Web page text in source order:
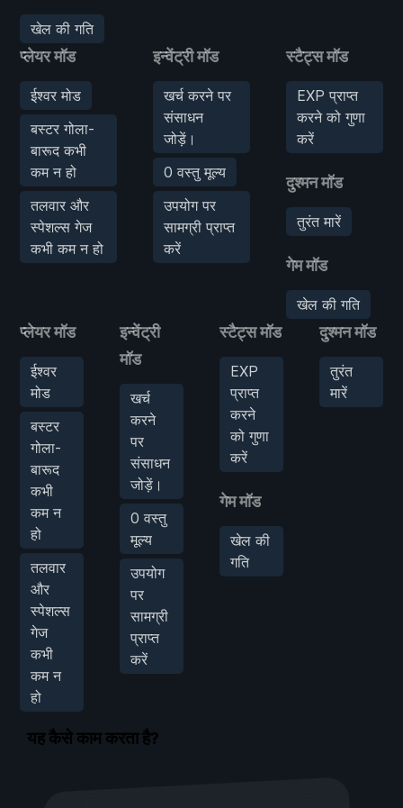
खेल की गति
प्लेयर मॉड
ईश्वर मोड
बस्टर गोला-
बारूद कभी
कम न हो
तलवार और
स्पेशल्स गेज
कभी कम न हो
इन्वेंट्री मॉड
खर्च करने पर
संसाधन
जोड़ें।
0 वस्तु मूल्य
उपयोग पर
सामग्री प्राप्त
करें
स्टैट्स मॉड
EXP प्राप्त
करने को गुणा
करें
दुश्मन मॉड
तुरंत मारें
गेम मॉड
खेल की गति
प्लेयर मॉड
ईश्वर
मोड
बस्टर
गोला-
बारूद
कभी
कम न
हो
तलवार
और
स्पेशल्स
गेज
कभी
कम न
हो
इन्वेंट्री
मॉड
खर्च
करने
पर
संसाधन
जोड़ें।
0 वस्तु
मूल्य
उपयोग
पर
सामग्री
प्राप्त
करें
स्टैट्स मॉड
EXP
प्राप्त
करने
को गुणा
करें
गेम मॉड
खेल की
गति
दुश्मन मॉड
तुरंत
मारें
यह कैसे काम करता है?